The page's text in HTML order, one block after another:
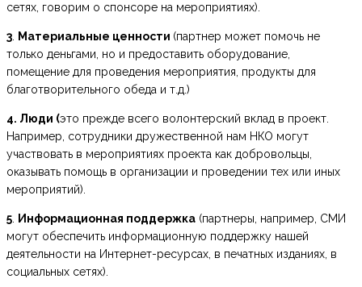
сетях, говорим о спонсоре на мероприятиях).
3. Материальные ценности (партнер может помочь не
только деньгами, но и предоставить оборудование,
помещение для проведения мероприятия, продукты для
благотворительного обеда и т.д.)
4. Люди (это прежде всего волонтерский вклад в проект.
Например, сотрудники дружественной нам НКО могут
участвовать в мероприятиях проекта как добровольцы,
оказывать помощь в организации и проведении тех или иных
мероприятий).
5. Информационная поддержка (партнеры, например, СМИ
могут обеспечить информационную поддержку нашей
деятельности на Интернет-ресурсах, в печатных изданиях, в
социальных сетях).